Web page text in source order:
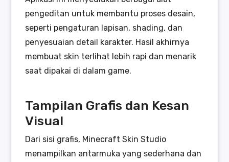
pengeditan untuk membantu proses desain,
seperti pengaturan lapisan, shading, dan
penyesuaian detail karakter. Hasil akhirnya
membuat skin terlihat lebih rapi dan menarik
saat dipakai di dalam game.
Tampilan Grafis dan Kesan
Visual
Dari sisi grafis, Minecraft Skin Studio
menampilkan antarmuka yang sederhana dan